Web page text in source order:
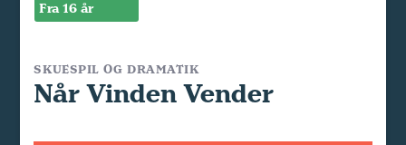
Fra 16 år
SKUESPIL OG DRAMATIK
Når Vinden Vender